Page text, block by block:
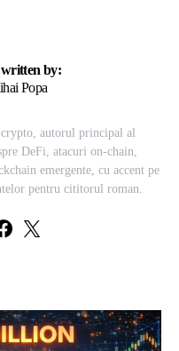
written by:
Popa
autorul principal al
DeFi, atacuri on-chain,
emergente, cu accent pe
pentru cititorul roman.